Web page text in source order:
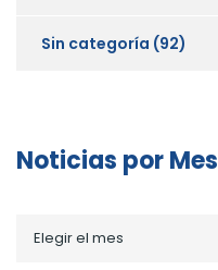
Sin categoría (92)
Noticias por Mes
porElegir el mes